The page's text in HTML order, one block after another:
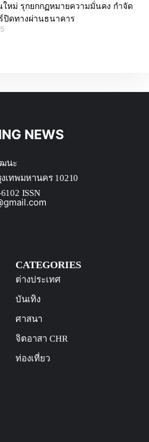
หม่ รุกยกกฏหมายความมั่นคง กำจัด
ปิดทางผ่านธนาคาร
NEWS
นะ
เทพมหานคร 10210
ISSN
CATEGORIES
ต่างประเทศ
บันเทิง
ศาสนา
จิตอาสา CHR
ท่องเที่ยว